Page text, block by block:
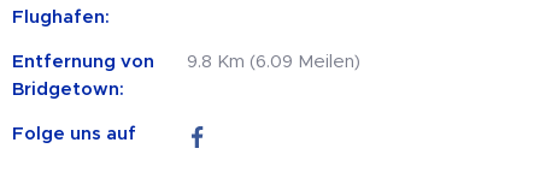
Flughafen:
Entfernung von
Bridgetown:
9.8 Km (6.09 Meilen)
Folge uns auf